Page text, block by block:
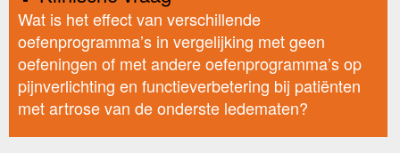
Wat is het effect van verschillende
oefenprogramma’s in vergelijking met geen
oefeningen of met andere oefenprogramma’s op
pijnverlichting en functieverbetering bij patiënten
met artrose van de onderste ledematen?